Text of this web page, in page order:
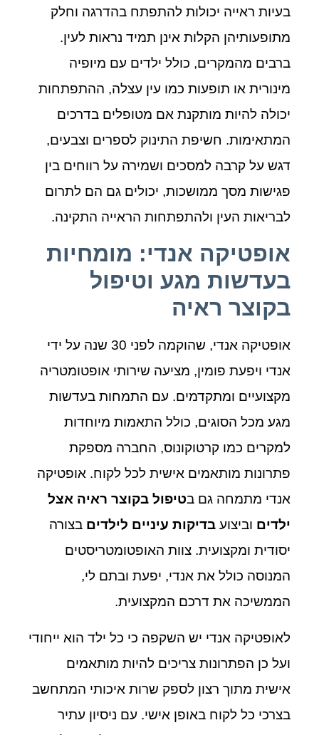
בעיות ראייה יכולות להתפתח בהדרגה וחלק
מתופעותיהן הקלות אינן תמיד נראות לעין.
ברבים מהמקרים, כולל ילדים עם מיופיה
מינורית או תופעות כמו עין עצלה, ההתפתחות
יכולה להיות מותקנת אם מטופלים בדרכים
המתאימות. חשיפת התינוק לספרים וצבעים,
דגש על קרבה למסכים ושמירה על רווחים בין
פגישות מסך ממושכות, יכולים גם הם לתרום
לבריאות העין ולהתפתחות הראייה התקינה.
אופטיקה אנדי: מומחיות
בעדשות מגע וטיפול
בקוצר ראיה
אופטיקה אנדי, שהוקמה לפני 30 שנה על ידי
אנדי ויפעת פומין, מציעה שירותי אופטומטריה
מקצועיים ומתקדמים. עם התמחות בעדשות
מגע מכל הסוגים, כולל התאמות מיוחדות
למקרים כמו קרטוקונוס, החברה מספקת
פתרונות מותאמים אישית לכל לקוח. אופטיקה
אנדי מתמחה גם בטיפול בקוצר ראיה אצל
ילדים וביצוע בדיקות עיניים לילדים בצורה
יסודית ומקצועית. צוות האופטומטריסטים
המנוסה כולל את אנדי, יפעת ובתם לי,
הממשיכה את דרכם המקצועית.
לאופטיקה אנדי יש השקפה כי כל ילד הוא ייחודי
ועל כן הפתרונות צריכים להיות מותאמים
אישית מתוך רצון לספק שרות איכותי המתחשב
בצרכי כל לקוח באופן אישי. עם ניסיון עתיר